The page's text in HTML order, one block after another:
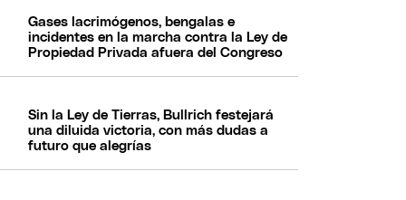
Gases lacrimógenos, bengalas e
incidentes en la marcha contra la Ley de
Propiedad Privada afuera del Congreso
Sin la Ley de Tierras, Bullrich festejará
una diluida victoria, con más dudas a
futuro que alegrías